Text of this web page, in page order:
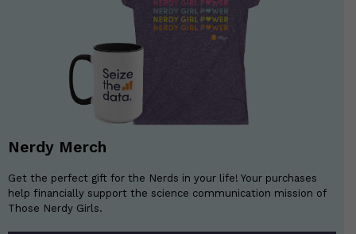
Nerdy Merch
Get the perfect gift for the Nerds in your life! Your purchases
help financially support the science communication mission of
Those Nerdy Girls.